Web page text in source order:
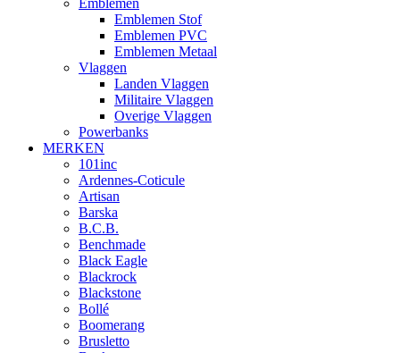
Emblemen
Emblemen Stof
Emblemen PVC
Emblemen Metaal
Vlaggen
Landen Vlaggen
Militaire Vlaggen
Overige Vlaggen
Powerbanks
MERKEN
101inc
Ardennes-Coticule
Artisan
Barska
B.C.B.
Benchmade
Black Eagle
Blackrock
Blackstone
Bollé
Boomerang
Brusletto